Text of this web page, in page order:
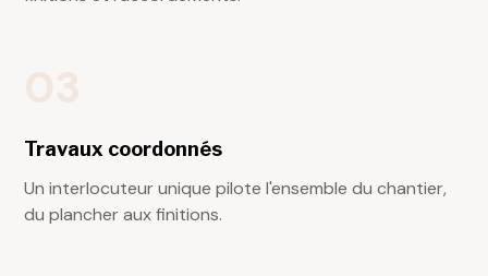
03
Travaux coordonnés
Un interlocuteur unique pilote l'ensemble du chantier,
du plancher aux finitions.